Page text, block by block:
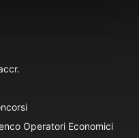
Operatori Economici